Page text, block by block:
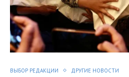
ВЫБОР РЕДАКЦИИ ДРУГИЕ НОВОСТИ